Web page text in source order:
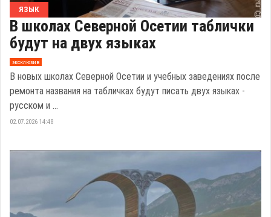
ЯЗЫК
В школах Северной Осетии таблички
будут на двух языках
эксклюзив
В новых школах Северной Осетии и учебных заведениях после
ремонта названия на табличках будут писать двух языках -
русском и ...
02.07.2026 14:48